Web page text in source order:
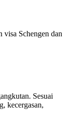
visa Schengen dan
Sesuai
kecergasan,